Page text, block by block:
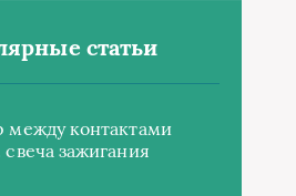
статьи
между контактами
свеча зажигания